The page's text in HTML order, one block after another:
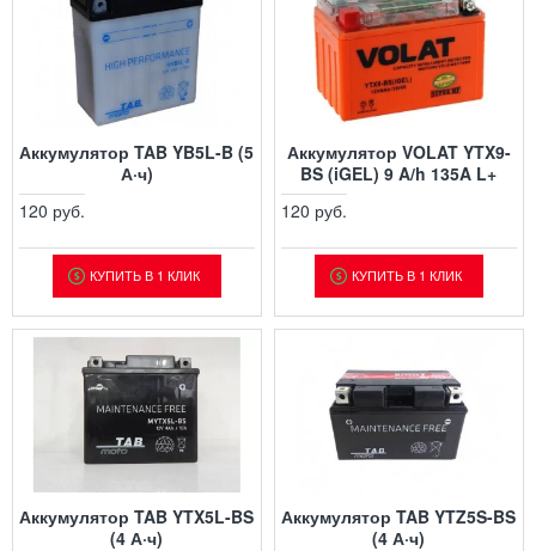
Аккумулятор TAB YB5L-B (5
А·ч)
120 руб.
КУПИТЬ В 1 КЛИК
Аккумулятор VOLAT YTX9-
BS (iGEL) 9 A/h 135A L+
120 руб.
КУПИТЬ В 1 КЛИК
Аккумулятор TAB YTX5L-BS
(4 А·ч)
Аккумулятор TAB YTZ5S-BS
(4 А·ч)